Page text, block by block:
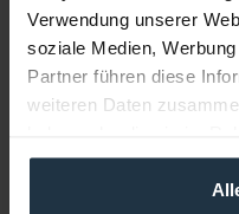
Verwendung unserer
soziale Medien,
Partner führen diese
weiteren Daten
gesammelt haben.
€
1-2